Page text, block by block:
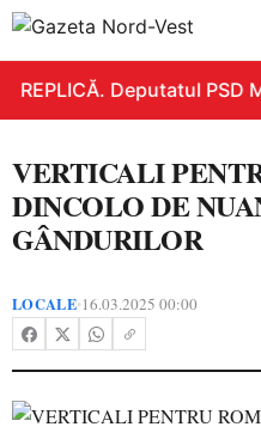
REPLICĂ. Deputatul PSD
VERTICALI
DINCOLO DE
GÂNDURILOR
LOCALE•16.03.2025 00:00